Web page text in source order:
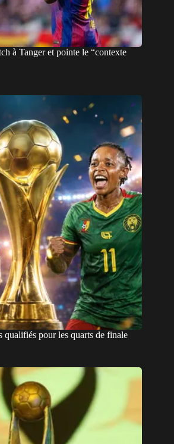
à Tanger et pointe le “contexte
pour les quarts de finale